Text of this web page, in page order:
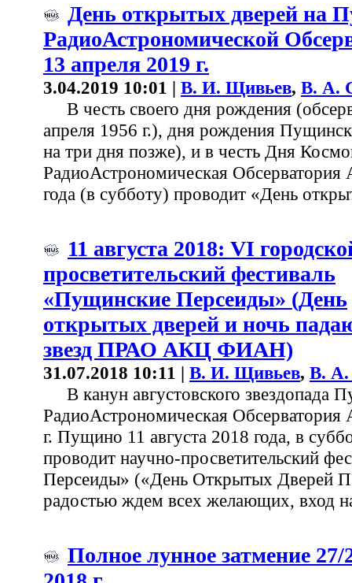
День открытых дверей на
РадиоАстрономической
13 апреля 2019 г.
3.04.2019 10:01 | В. И. Щивьев, В. А.
В честь своего дня рождения
апреля 1956 г.), дня рождения
на три дня позже), и в честь Дня
РадиоАстрономическая
года (в субботу) проводит «День
11 августа 2018: VI
просветительский фестиваль
«Пущинские Персеиды» (День
открытых дверей и ночь
звезд ПРАО АКЦ ФИАН)
31.07.2018 10:11 | В. И. Щивьев, В. А.
В канун августовского звездопада
РадиоАстрономическая
г. Пущино 11 августа 2018 года, в
проводит научно-просветительский
Персеиды» («День Открытых Дверей
радостью ждем всех желающих, вход
Полное лунное затмение